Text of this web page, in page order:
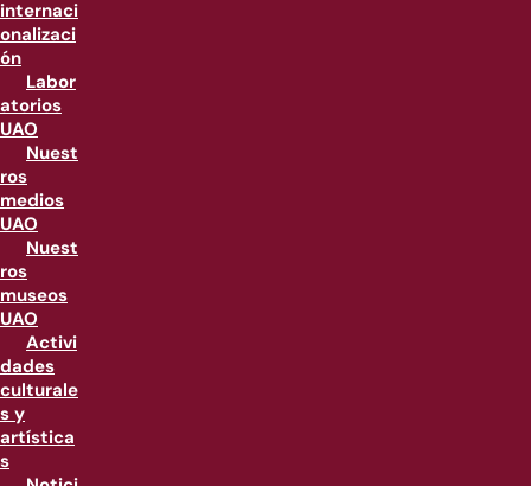
internaci
onalizaci
ón
Labor
atorios
UAO
Nuest
ros
medios
UAO
Nuest
ros
museos
UAO
Activi
dades
culturale
s y
artística
s